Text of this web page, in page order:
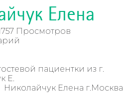
Елена
757 Просмотров
пациентки из г.
Е.
Николайчук Елена г.Москва